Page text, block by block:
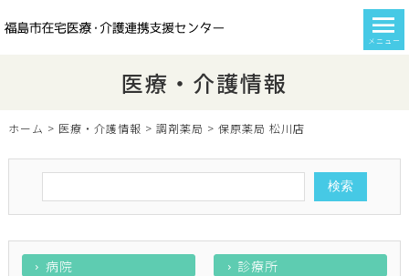
メニュー
医療・介護情報
ホーム > 医療・介護情報 > 調剤薬局 > 保原薬局 松川店
病院
診療所